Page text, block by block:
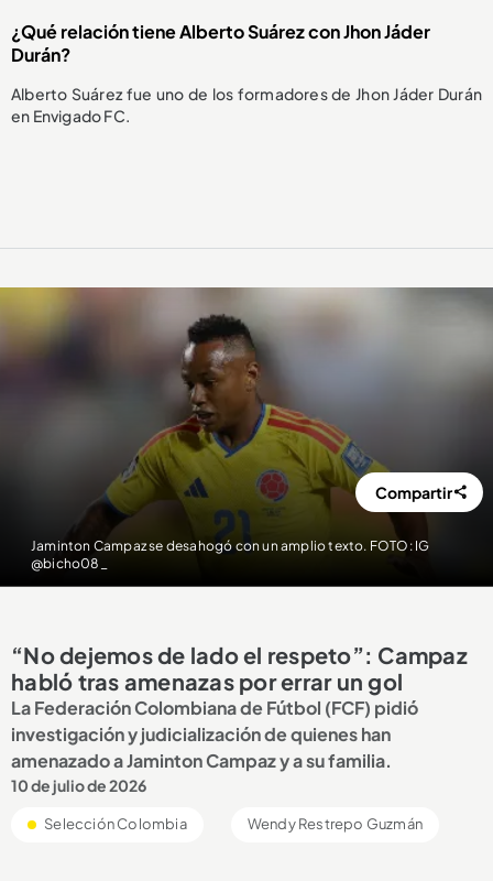
¿Qué relación tiene Alberto Suárez con Jhon Jáder
Durán?
Alberto Suárez fue uno de los formadores de Jhon Jáder Durán
en Envigado FC.
Jaminton Campaz se desahogó con un amplio texto. FOTO: IG
@bicho08_
Compartir
“No dejemos de lado el respeto”: Campaz
habló tras amenazas por errar un gol
La Federación Colombiana de Fútbol (FCF) pidió
investigación y judicialización de quienes han
amenazado a Jaminton Campaz y a su familia.
10 de julio de 2026
Selección Colombia Wendy Restrepo Guzmán